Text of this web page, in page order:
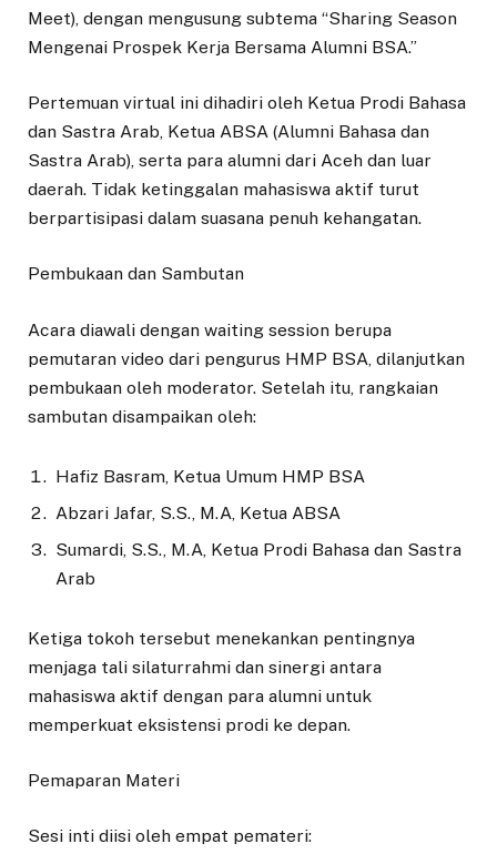
Meet), dengan mengusung subtema “Sharing Season
Mengenai Prospek Kerja Bersama Alumni BSA.”
Pertemuan virtual ini dihadiri oleh Ketua Prodi Bahasa
dan Sastra Arab, Ketua ABSA (Alumni Bahasa dan
Sastra Arab), serta para alumni dari Aceh dan luar
daerah. Tidak ketinggalan mahasiswa aktif turut
berpartisipasi dalam suasana penuh kehangatan.
Pembukaan dan Sambutan
Acara diawali dengan waiting session berupa
pemutaran video dari pengurus HMP BSA, dilanjutkan
pembukaan oleh moderator. Setelah itu, rangkaian
sambutan disampaikan oleh:
Hafiz Basram, Ketua Umum HMP BSA
Abzari Jafar, S.S., M.A, Ketua ABSA
Sumardi, S.S., M.A, Ketua Prodi Bahasa dan Sastra
Arab
Ketiga tokoh tersebut menekankan pentingnya
menjaga tali silaturrahmi dan sinergi antara
mahasiswa aktif dengan para alumni untuk
memperkuat eksistensi prodi ke depan.
Pemaparan Materi
Sesi inti diisi oleh empat pemateri: